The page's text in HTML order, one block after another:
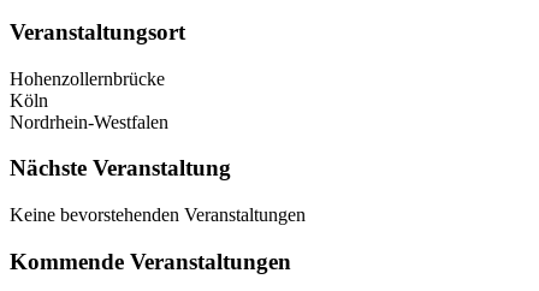
Veranstaltungsort
Hohenzollernbrücke
Köln
Nordrhein-Westfalen
Nächste Veranstaltung
Keine bevorstehenden Veranstaltungen
Kommende Veranstaltungen